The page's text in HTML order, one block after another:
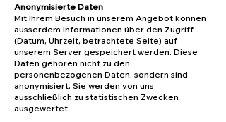
Anonymisierte Daten
Mit Ihrem Besuch in unserem Angebot können
ausserdem Informationen über den Zugriff
(Datum, Uhrzeit, betrachtete Seite) auf
unserem Server gespeichert werden. Diese
Daten gehören nicht zu den
personenbezogenen Daten, sondern sind
anonymisiert. Sie werden von uns
ausschließlich zu statistischen Zwecken
ausgewertet.